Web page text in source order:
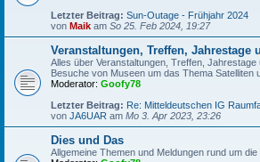
Letzter Beitrag: Sun-Outage - Frühjahr 2024
von Maik am So 25. Feb 2024, 19:27
Veranstaltungen, Treffen, Jahrestage
Alles über Veranstaltungen, Treffen,
Besuche von Museen um das Thema Satelliten
Moderator: Goofy78
Letzter Beitrag: Re: Mitteldeutschen IG
von JA6UAR am Mo 3. Apr 2023, 23:26
Dies und Das
Allgemeine Themen und Meldungen rund um